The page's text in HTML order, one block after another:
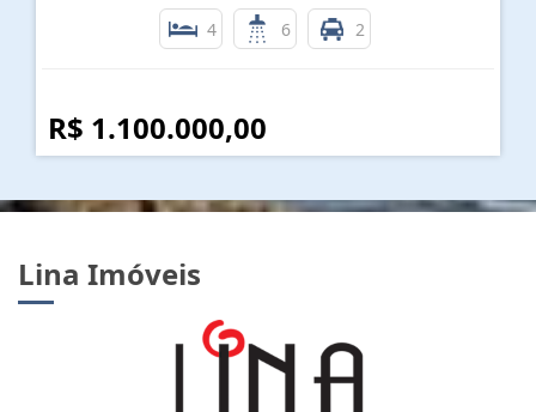
4 6 2
R$ 1.100.000,00
Lina Imóveis